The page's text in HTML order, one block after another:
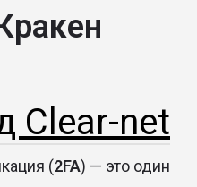
Clear-net
(2FA) — это один